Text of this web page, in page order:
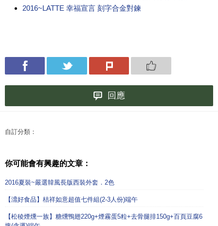
2016~LATTE 幸福宣言 刻字合金對鍊
回應
自訂分類：
你可能會有興趣的文章：
2016夏裝~嚴選韓風長版西裝外套．2色
【濎好食品】桔祥如意超值七件組(2-3人份)端午
【松稜煙燻一族】糖燻鴨翅220g+煙霧蛋5粒+去骨腿排150g+百頁豆腐6